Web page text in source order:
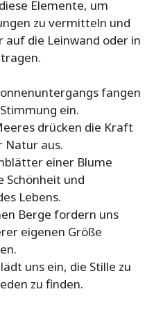
Elemente, um
zu vermitteln und
auf die Leinwand oder in
fangen
ein.
drücken die Kraft
Natur aus.
einer Blume
Schönheit und
Lebens.
Berge fordern uns
eigenen Größe
uns ein, die Stille zu
zu finden.